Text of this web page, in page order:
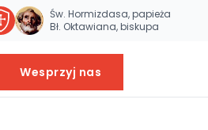
Św. Hormizdasa, papieża
Bł. Oktawiana, biskupa
Wesprzyj nas